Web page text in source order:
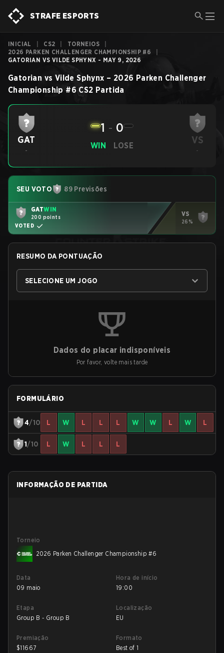
STRAFE ESPORTS
INICIAL CS2 TORNEIOS
2026 PARKEN CHALLENGER CHAMPIONSHIP #6
GATORIAN VS VILDE SPHYNX - MAY 9, 2026
Gatorian vs Vilde Sphynx – 2026 Parken Challenger
Championship #6 CS2 Partida
GAT
-
WIN
1 - 0
LOSE VS
-
SEU VOTO 89 Previsões
GATWIN
200 points
VOTED
VS
26%
RESUMO DA PONTUAÇÃO
SELECIONE UM JOGO
Dados do placar indisponíveis
Por favor, volte mais tarde
FORMULÁRIO
4/10 L W L L L W W L W L
1/10 L W L L L
INFORMAÇÃO DE PARTIDA
Torneio
2026 Parken Challenger Championship #6
Data
09 maio
Hora de início
19:00
Etapa
Group B - Group B
Localização
EU
Premiação
$11667
Formato
Best of 1